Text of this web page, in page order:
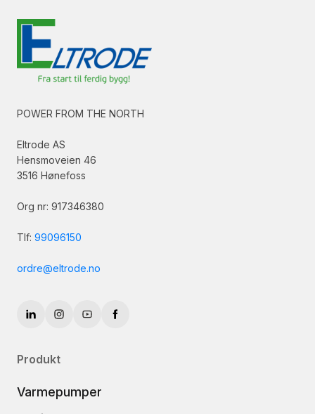
POWER FROM THE NORTH
Eltrode AS
Hensmoveien 46
3516 Hønefoss
Org nr: 917346380
Tlf: 99096150
ordre@eltrode.no
Produkt
Varmepumper